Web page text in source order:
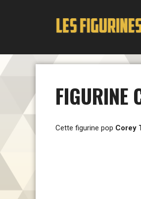
FIGURINE
Cette figurine pop Corey